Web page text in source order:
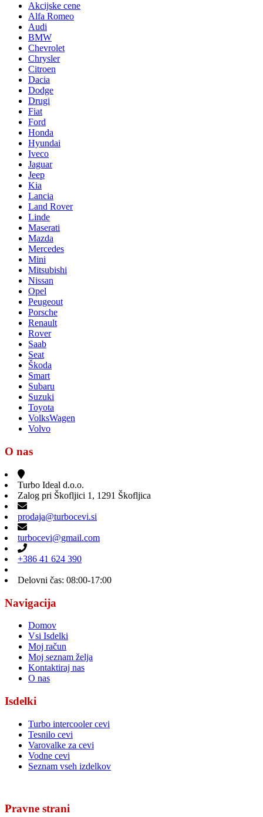
Akcijske cene
Alfa Romeo
Audi
BMW
Chevrolet
Chrysler
Citroen
Dacia
Dodge
Drugi
Fiat
Ford
Honda
Hyundai
Iveco
Jaguar
Jeep
Kia
Lancia
Land Rover
Linde
Maserati
Mazda
Mercedes
Mini
Mitsubishi
Nissan
Opel
Peugeout
Porsche
Renault
Rover
Saab
Seat
Škoda
Smart
Subaru
Suzuki
Toyota
VolksWagen
Volvo
O nas
Turbo Ideal d.o.o.
Zalog pri Škofljici 1, 1291 Škofljica
prodaja@turbocevi.si
turbocevi@gmail.com
+386 41 624 390
Delovni čas: 08:00-17:00
Navigacija
Domov
Vsi Isdelki
Moj račun
Moj seznam želja
Kontaktiraj nas
O nas
Isdelki
Turbo intercooler cevi
Tesnilo cevi
Varovalke za cevi
Vodne cevi
Seznam vseh izdelkov
Pravne strani